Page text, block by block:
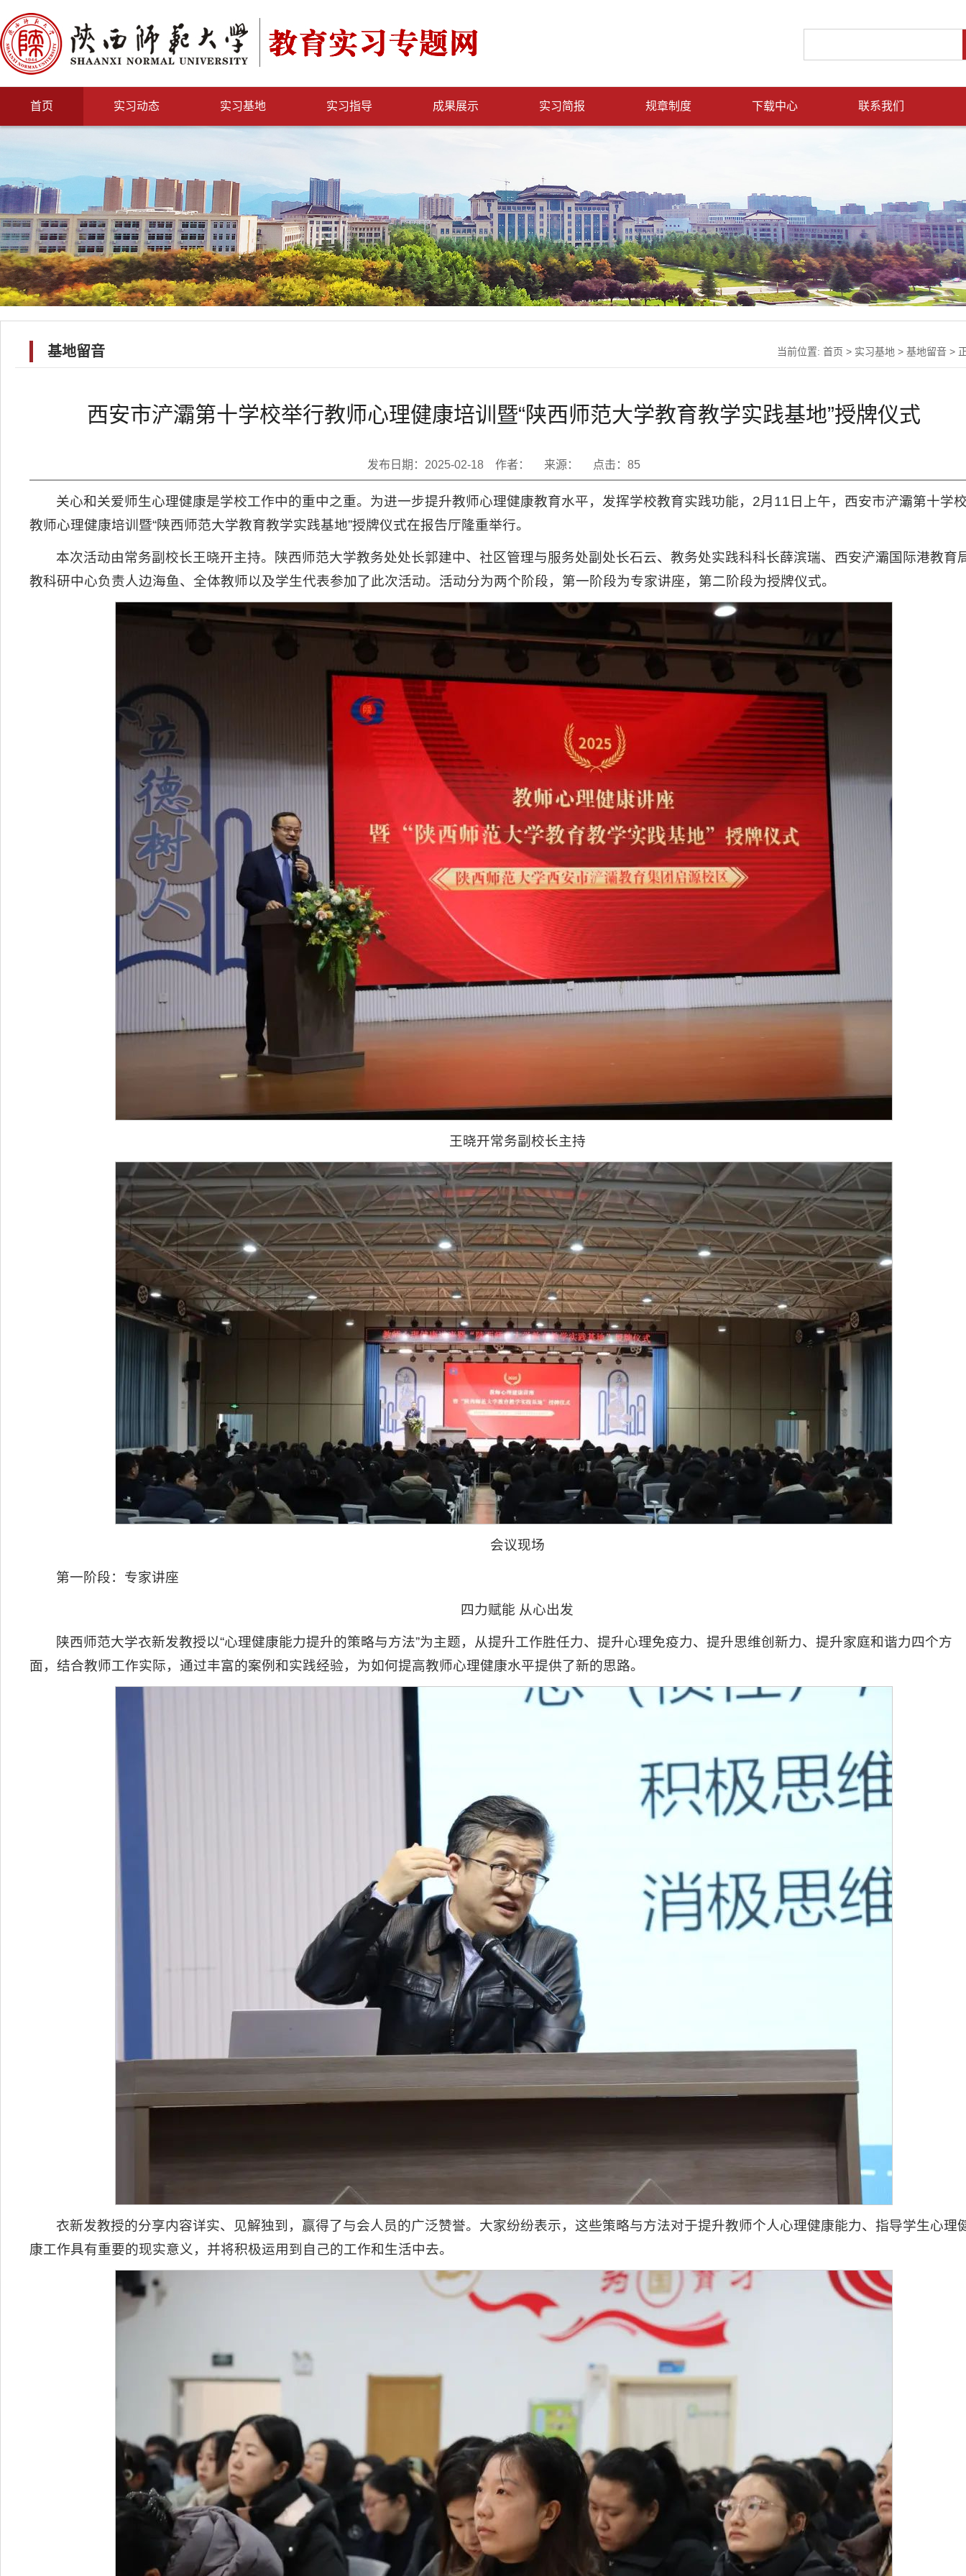
首页 实习动态 实习基地 实习指导 成果展示 实习简报 规章制度 下载中心 联系我们
基地留音 当前位置: 首页 > 实习基地 > 基地留音 >
西安市浐灞第十学校举行教师心理健康培训暨“陕西师范大学教育教学实践基地”授牌仪式
发布日期：2025-02-18 作者： 来源： 点击： 85
关心和关爱师生心理健康是学校工作中的重中之重。为进一步提升教师心理健康教育水平，发挥学校教育实践功能，2月11日上午，西安市浐灞第十学
教师心理健康培训暨“陕西师范大学教育教学实践基地”授牌仪式在报告厅隆重举行。
本次活动由常务副校长王晓开主持。陕西师范大学教务处处长郭建中、社区管理与服务处副处长石云、教务处实践科科长薛滨瑞、西安浐灞国际港教育
教科研中心负责人边海鱼、全体教师以及学生代表参加了此次活动。活动分为两个阶段，第一阶段为专家讲座，第二阶段为授牌仪式。
王晓开常务副校长主持
会议现场
第一阶段：专家讲座
四力赋能 从心出发
陕西师范大学衣新发教授以“心理健康能力提升的策略与方法”为主题，从提升工作胜任力、提升心理免疫力、提升思维创新力、提升家庭和谐力四个方
面，结合教师工作实际，通过丰富的案例和实践经验，为如何提高教师心理健康水平提供了新的思路。
衣新发教授的分享内容详实、见解独到，赢得了与会人员的广泛赞誉。大家纷纷表示，这些策略与方法对于提升教师个人心理健康能力、指导学生心理
康工作具有重要的现实意义，并将积极运用到自己的工作和生活中去。